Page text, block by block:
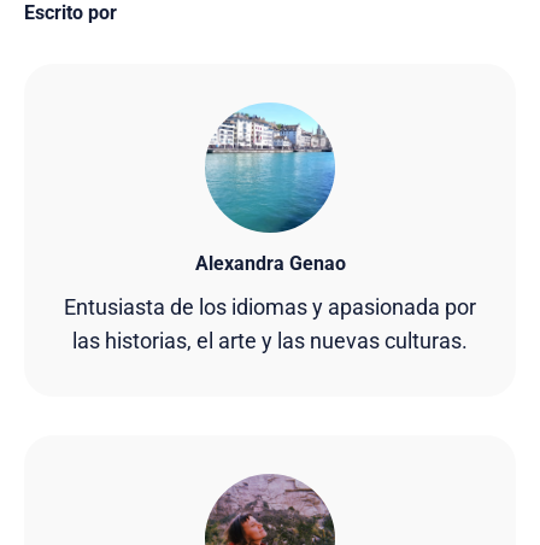
Escrito por
Alexandra Genao
Entusiasta de los idiomas y apasionada por
las historias, el arte y las nuevas culturas.